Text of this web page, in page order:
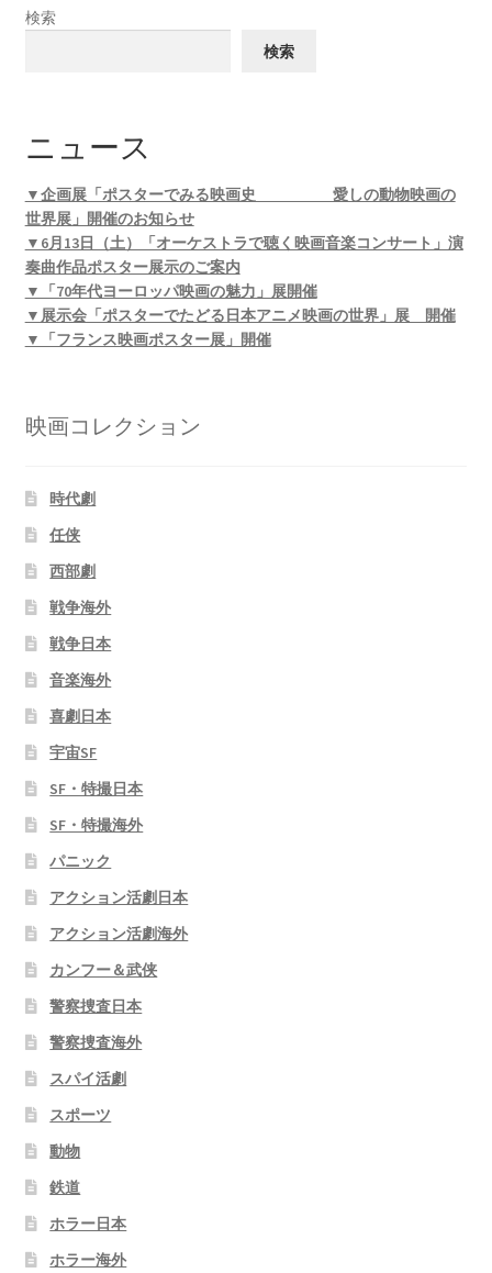
検索
検索
ニュース
▼企画展「ポスターでみる映画史 愛しの動物映画の
世界展」開催のお知らせ
▼6月13日（土）「オーケストラで聴く映画音楽コンサート」演
奏曲作品ポスター展示のご案内
▼「70年代ヨーロッパ映画の魅力」展開催
▼展示会「ポスターでたどる日本アニメ映画の世界」展 開催
▼「フランス映画ポスター展」開催
映画コレクション
時代劇
任侠
西部劇
戦争海外
戦争日本
音楽海外
喜劇日本
宇宙SF
SF・特撮日本
SF・特撮海外
パニック
アクション活劇日本
アクション活劇海外
カンフー＆武侠
警察捜査日本
警察捜査海外
スパイ活劇
スポーツ
動物
鉄道
ホラー日本
ホラー海外